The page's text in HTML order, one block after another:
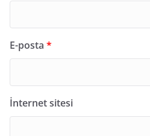
E-posta *
İnternet sitesi